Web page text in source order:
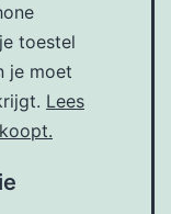
toestel
je moet
Lees